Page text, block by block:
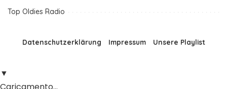
Top Oldies Radio
Datenschutzerklärung Impressum Unsere Playlist
▼